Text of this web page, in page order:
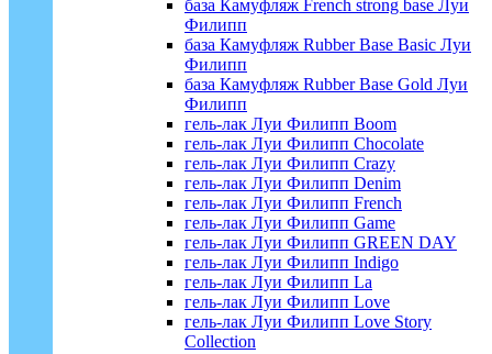
база Камуфляж French strong base Луи
Филипп
база Камуфляж Rubber Base Basic Луи
Филипп
база Камуфляж Rubber Base Gold Луи
Филипп
гель-лак Луи Филипп Boom
гель-лак Луи Филипп Chocolate
гель-лак Луи Филипп Crazy
гель-лак Луи Филипп Denim
гель-лак Луи Филипп French
гель-лак Луи Филипп Game
гель-лак Луи Филипп GREEN DAY
гель-лак Луи Филипп Indigo
гель-лак Луи Филипп La
гель-лак Луи Филипп Love
гель-лак Луи Филипп Love Story
Collection